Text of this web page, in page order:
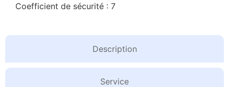
Description
Service
Coefficient de sécurité : 7